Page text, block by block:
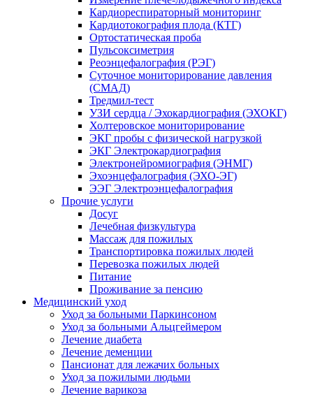
Кардиореспираторный мониторинг
Кардиотокография плода (КТГ)
Ортостатическая проба
Пульсоксиметрия
Реоэнцефалография (РЭГ)
Суточное мониторирование давления
(СМАД)
Тредмил-тест
УЗИ сердца / Эхокардиография (ЭХОКГ)
Холтеровское мониторирование
ЭКГ пробы с физической нагрузкой
ЭКГ Электрокардиография
Электронейромиография (ЭНМГ)
Эхоэнцефалография (ЭХО-ЭГ)
ЭЭГ Электроэнцефалография
Прочие услуги
Досуг
Лечебная физкультура
Массаж для пожилых
Транспортировка пожилых людей
Перевозка пожилых людей
Питание
Проживание за пенсию
Медицинский уход
Уход за больными Паркинсоном
Уход за больными Альцгеймером
Лечение диабета
Лечение деменции
Пансионат для лежачих больных
Уход за пожилыми людьми
Лечение варикоза